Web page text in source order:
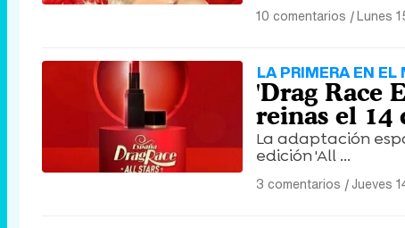
10 comentarios |Lunes
LA PRIMERA EN EL
'Drag Race
reinas el 14
La adaptación
edición 'All ...
3 comentarios |Jueves